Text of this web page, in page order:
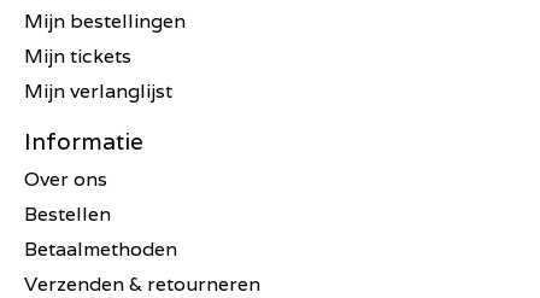
Mijn bestellingen
Mijn tickets
Mijn verlanglijst
Informatie
Over ons
Bestellen
Betaalmethoden
Verzenden & retourneren